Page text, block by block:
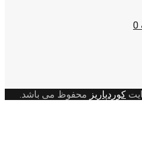
0
کوردپاریز محفوظ می باشد.